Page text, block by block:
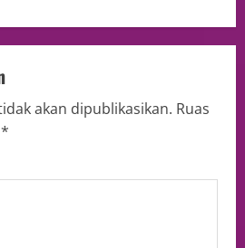
akan dipublikasikan. Ruas
*